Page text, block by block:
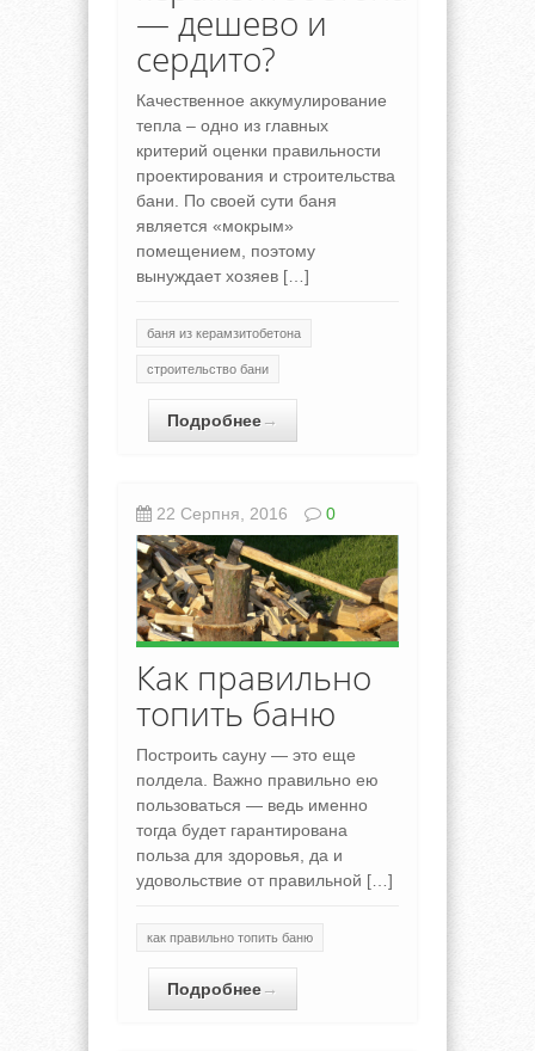
— дешево и
сердито?
Качественное аккумулирование
тепла – одно из главных
критерий оценки правильности
проектирования и строительства
бани. По своей сути баня
является «мокрым»
помещением, поэтому
вынуждает хозяев […]
баня из керамзитобетона
строительство бани
Подробнее→
22 Серпня, 2016 0
Как правильно
топить баню
Построить сауну — это еще
полдела. Важно правильно ею
пользоваться — ведь именно
тогда будет гарантирована
польза для здоровья, да и
удовольствие от правильной […]
как правильно топить баню
Подробнее→